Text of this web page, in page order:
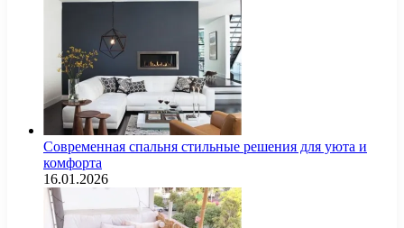
Современная спальня стильные решения для уюта и
комфорта
16.01.2026